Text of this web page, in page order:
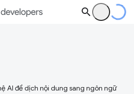
AI để dịch nội dung sang ngôn ngữ